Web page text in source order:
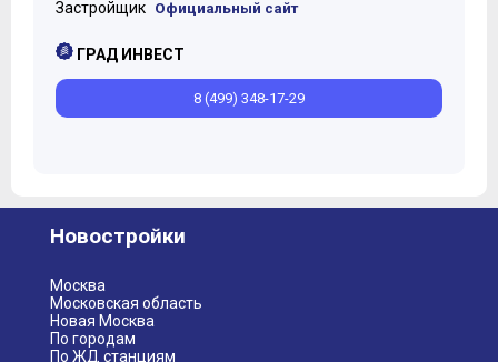
Застройщик Официальный сайт
ГРАД ИНВЕСТ
8 (499) 348-17-29
Новостройки
Москва
Московская область
Новая Москва
По городам
По ЖД станциям